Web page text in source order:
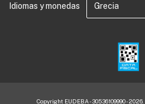
Idiomas y monedas
Copyright EUDEBA - 30536109990 -